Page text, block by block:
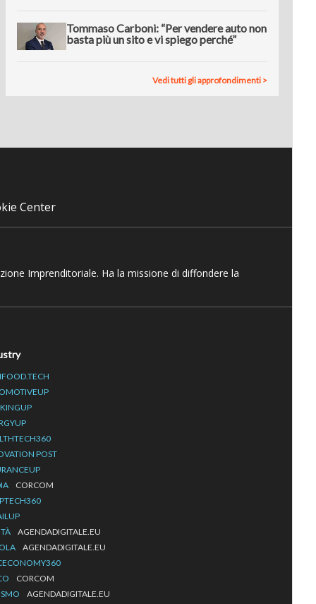
Tommaso Carboni: “Per vendere auto non
basta più un sito e vi spiego perché”
Vedi tutti gli approfondimenti >
Center
Imprenditoriale. Ha la missione di diffondere la
POST
CORCOM
AGENDADIGITALE.EU
AGENDADIGITALE.EU
CORCOM
AGENDADIGITALE.EU